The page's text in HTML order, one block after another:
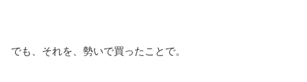
でも、それを、勢いで買ったことで。